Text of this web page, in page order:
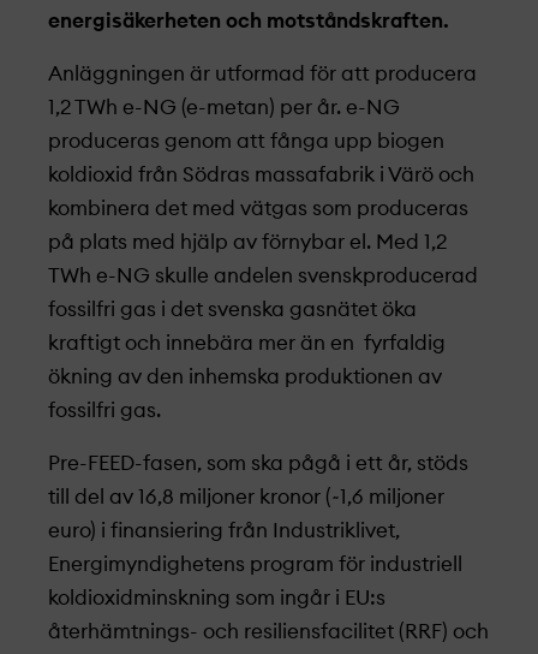
energisäkerheten och motståndskraften.
Anläggningen är utformad för att producera
1,2 TWh e-NG (e-metan) per år. e-NG
produceras genom att fånga upp biogen
koldioxid från Södras massafabrik i Värö och
kombinera det med vätgas som produceras
på plats med hjälp av förnybar el. Med 1,2
TWh e-NG skulle andelen svenskproducerad
fossilfri gas i det svenska gasnätet öka
kraftigt och innebära mer än en fyrfaldig
ökning av den inhemska produktionen av
fossilfri gas.
Pre-FEED-fasen, som ska pågå i ett år, stöds
till del av 16,8 miljoner kronor (~1,6 miljoner
euro) i finansiering från Industriklivet,
Energimyndighetens program för industriell
koldioxidminskning som ingår i EU:s
återhämtnings- och resiliensfacilitet (RRF) och